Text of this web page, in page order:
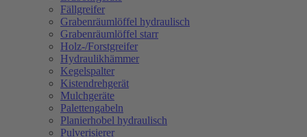
Fällgreifer
Grabenräumlöffel hydraulisch
Grabenräumlöffel starr
Holz-/Forstgreifer
Hydraulikhämmer
Kegelspalter
Kistendrehgerät
Mulchgeräte
Palettengabeln
Planierhobel hydraulisch
Pulverisierer